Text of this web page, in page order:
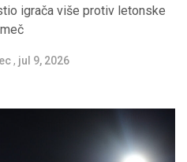
igrača više protiv letonske
, jul 9, 2026